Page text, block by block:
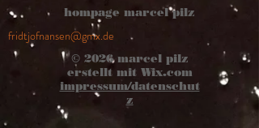
hompage marcel pilz
fridtjofnansen@gmx.de
© 2026marcel pilz
erstellt mit Wix.com
impressum/datenschut
z